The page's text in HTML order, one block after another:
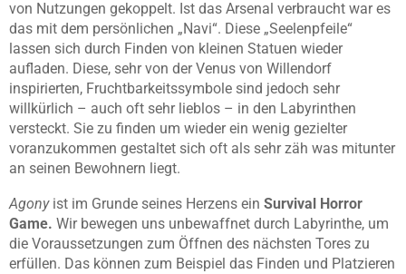
von Nutzungen gekoppelt. Ist das Arsenal verbraucht war es
das mit dem persönlichen „Navi“. Diese „Seelenpfeile“
lassen sich durch Finden von kleinen Statuen wieder
aufladen. Diese, sehr von der Venus von Willendorf
inspirierten, Fruchtbarkeitssymbole sind jedoch sehr
willkürlich – auch oft sehr lieblos – in den Labyrinthen
versteckt. Sie zu finden um wieder ein wenig gezielter
voranzukommen gestaltet sich oft als sehr zäh was mitunter
an seinen Bewohnern liegt.
Agony ist im Grunde seines Herzens ein Survival Horror
Game. Wir bewegen uns unbewaffnet durch Labyrinthe, um
die Voraussetzungen zum Öffnen des nächsten Tores zu
erfüllen. Das können zum Beispiel das Finden und Platzieren